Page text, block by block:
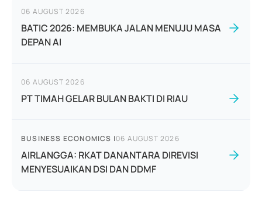
06 AUGUST 2026
BATIC 2026: MEMBUKA JALAN MENUJU MASA
DEPAN AI
06 AUGUST 2026
PT TIMAH GELAR BULAN BAKTI DI RIAU
BUSINESS ECONOMICS |06 AUGUST 2026
AIRLANGGA: RKAT DANANTARA DIREVISI
MENYESUAIKAN DSI DAN DDMF